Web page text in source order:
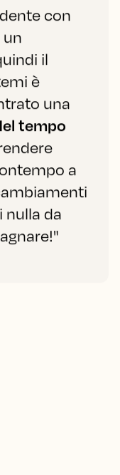
con
il
è
una
tempo
a
nulla da